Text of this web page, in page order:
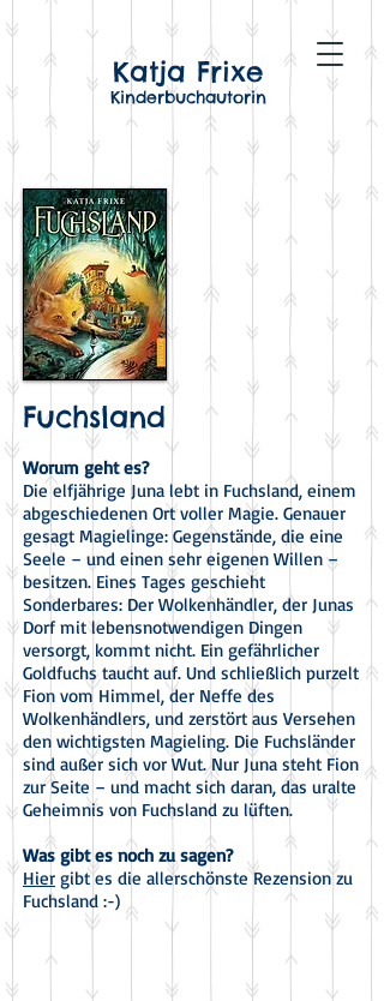
Katja Frixe
Kinderbuchautorin
Fuchsland
Worum geht es?
Die elfjährige Juna lebt in Fuchsland, einem
abgeschiedenen Ort voller Magie. Genauer
gesagt Magielinge: Gegenstände, die eine
Seele – und einen sehr eigenen Willen –
besitzen. Eines Tages geschieht
Sonderbares: Der Wolkenhändler, der Junas
Dorf mit lebensnotwendigen Dingen
versorgt, kommt nicht. Ein gefährlicher
Goldfuchs taucht auf. Und schließlich purzelt
Fion vom Himmel, der Neffe des
Wolkenhändlers, und zerstört aus Versehen
den wichtigsten Magieling. Die Fuchsländer
sind außer sich vor Wut. Nur Juna steht Fion
zur Seite – und macht sich daran, das uralte
Geheimnis von Fuchsland zu lüften.
Was gibt es noch zu sagen?
Hier gibt es die allerschönste Rezension zu
Fuchsland :-)